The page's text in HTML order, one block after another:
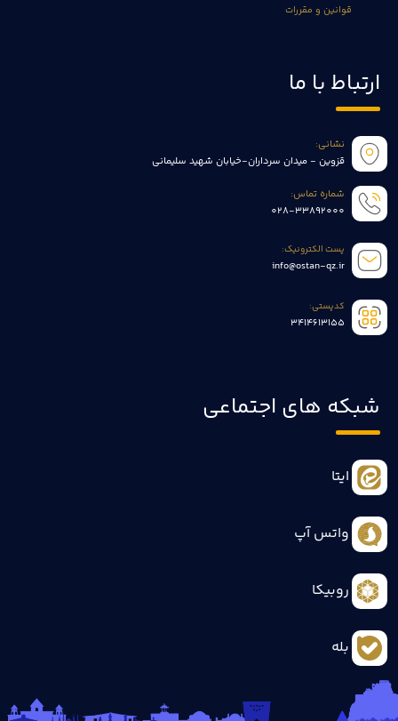
قوانین و مقررات
ارتباط با ما
نشانی:
قزوین - میدان سرداران-خیابان شهید سلیمانی
شماره تماس:
028-33892000
پست الکترونیک:
info@ostan-qz.ir
کدپستی:
3414613155
شبکه های اجتماعی
ایتا
واتس آپ
روبیکا
بله